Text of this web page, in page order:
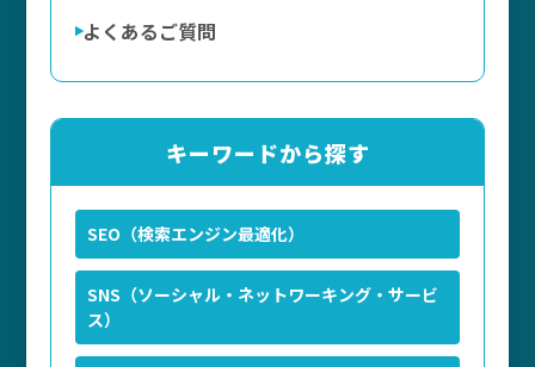
よくあるご質問
キーワードから探す
SEO（検索エンジン最適化）
SNS（ソーシャル・ネットワーキング・サービ
ス）